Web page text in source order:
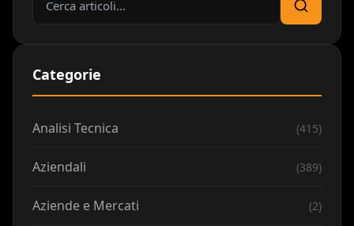
Cerca
Categorie
Analisi Tecnica (415)
Aziendali (389)
Aziende e Mercati (2)